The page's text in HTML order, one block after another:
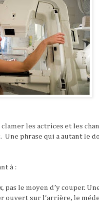
les actrices et les
Une phrase qui a autant le
à :
le moyen d’y couper.
ouvert sur l’arrière, le